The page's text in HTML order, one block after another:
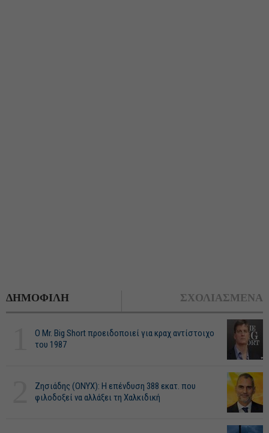
ΔΗΜΟΦΙΛΗ ΣΧΟΛΙΑΣΜΕΝΑ
O Mr. Big Short προειδοποιεί για κραχ αντίστοιχο
του 1987
Ζησιάδης (ONYX): Η επένδυση 388 εκατ. που
φιλοδοξεί να αλλάξει τη Χαλκιδική